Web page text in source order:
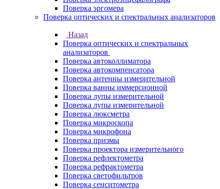
Поверка эргомера
Поверка оптических и спектральных анализаторов
Назад
Поверка оптических и спектральных
анализаторов
Поверка автоколлиматора
Поверка автокомпенсатора
Поверка антенны измерительной
Поверка ванны иммерсионной
Поверка лупы измерительной
Поверка лупы измерительной
Поверка люксметра
Поверка микроскопа
Поверка микрофона
Поверка призмы
Поверка проектора измерительного
Поверка рефлектометра
Поверка рефрактометра
Поверка светофильтров
Поверка сенситометра